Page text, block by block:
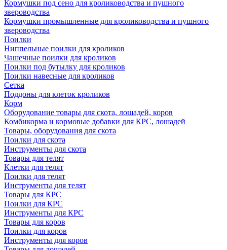
Кормушки под сено для кролиководства и пушного
звероводства
Кормушки промышленные для кролиководства и пушного
звероводства
Поилки
Ниппельные поилки для кроликов
Чашечные поилки для кроликов
Поилки под бутылку для кроликов
Поилки навесные для кроликов
Сетка
Поддоны для клеток кроликов
Корм
Оборудование товары для скота, лошадей, коров
Комбикорма и кормовые добавки для КРС, лошадей
Товары, оборудования для скота
Поилки для скота
Инструменты для скота
Товары для телят
Клетки для телят
Поилки для телят
Инструменты для телят
Товары для КРС
Поилки для КРС
Инструменты для КРС
Товары для коров
Поилки для коров
Инструменты для коров